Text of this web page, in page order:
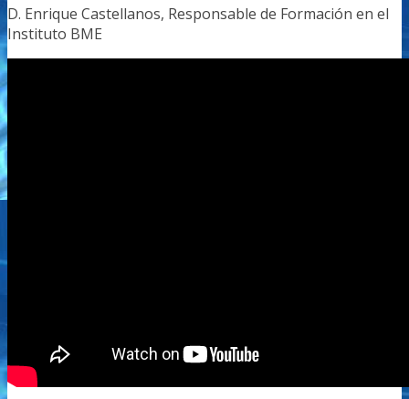
D. Enrique Castellanos, Responsable de Formación en el
Instituto BME